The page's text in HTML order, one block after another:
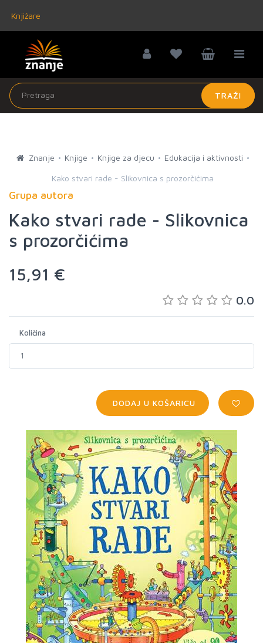
Knjižare
TRAŽI
Znanje Knjige Knjige za djecu Edukacija i aktivnosti
Kako stvari rade - Slikovnica s prozorčićima
Grupa autora
Kako stvari rade - Slikovnica
s prozorčićima
15,91 €
0.0
Količina
DODAJ U KOŠARICU